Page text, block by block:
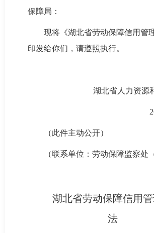
保障局：
现将《湖北省劳动保障信用管
印发给你们，请遵照执行。
湖北省人力资源
（此件主动公开）
（联系单位：劳动保障监察处
湖北省劳动保障信用
法